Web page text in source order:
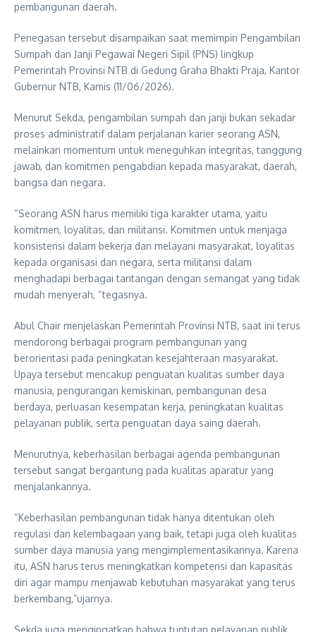
pembangunan daerah.
Penegasan tersebut disampaikan saat memimpin Pengambilan
Sumpah dan Janji Pegawai Negeri Sipil (PNS) lingkup
Pemerintah Provinsi NTB di Gedung Graha Bhakti Praja, Kantor
Gubernur NTB, Kamis (11/06/2026).
Menurut Sekda, pengambilan sumpah dan janji bukan sekadar
proses administratif dalam perjalanan karier seorang ASN,
melainkan momentum untuk meneguhkan integritas, tanggung
jawab, dan komitmen pengabdian kepada masyarakat, daerah,
bangsa dan negara.
“Seorang ASN harus memiliki tiga karakter utama, yaitu
komitmen, loyalitas, dan militansi. Komitmen untuk menjaga
konsistensi dalam bekerja dan melayani masyarakat, loyalitas
kepada organisasi dan negara, serta militansi dalam
menghadapi berbagai tantangan dengan semangat yang tidak
mudah menyerah, “tegasnya.
Abul Chair menjelaskan Pemerintah Provinsi NTB, saat ini terus
mendorong berbagai program pembangunan yang
berorientasi pada peningkatan kesejahteraan masyarakat.
Upaya tersebut mencakup penguatan kualitas sumber daya
manusia, pengurangan kemiskinan, pembangunan desa
berdaya, perluasan kesempatan kerja, peningkatan kualitas
pelayanan publik, serta penguatan daya saing daerah.
Menurutnya, keberhasilan berbagai agenda pembangunan
tersebut sangat bergantung pada kualitas aparatur yang
menjalankannya.
“Keberhasilan pembangunan tidak hanya ditentukan oleh
regulasi dan kelembagaan yang baik, tetapi juga oleh kualitas
sumber daya manusia yang mengimplementasikannya. Karena
itu, ASN harus terus meningkatkan kompetensi dan kapasitas
diri agar mampu menjawab kebutuhan masyarakat yang terus
berkembang,”ujarnya.
Sekda juga mengingatkan bahwa tuntutan pelayanan publik